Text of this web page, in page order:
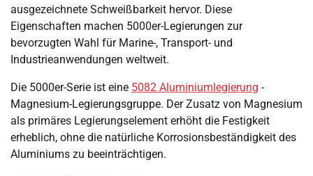
ausgezeichnete Schweißbarkeit hervor. Diese
Eigenschaften machen 5000er-Legierungen zur
bevorzugten Wahl für Marine-, Transport- und
Industrieanwendungen weltweit.
Die 5000er-Serie ist eine 5082 Aluminiumlegierung -
Magnesium-Legierungsgruppe. Der Zusatz von Magnesium
als primäres Legierungselement erhöht die Festigkeit
erheblich, ohne die natürliche Korrosionsbeständigkeit des
Aluminiums zu beeinträchtigen.